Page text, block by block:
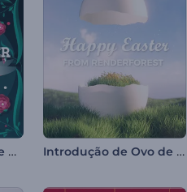
Abertura Colorida de Páscoa Introdução de Ovo de Páscoa Rachado